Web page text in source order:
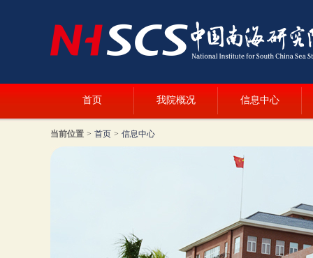
首页 我院概况 信息中心
当前位置 > 首页 > 信息中心